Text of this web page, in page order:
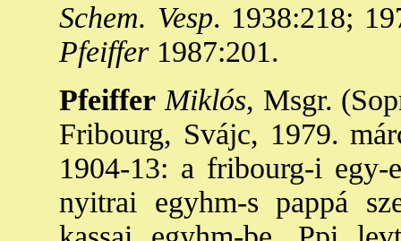
Schem. Vesp. 1938:218;
Pfeiffer1987:201.
Pfeiffer Miklós, Msgr.
Fribourg, Svájc, 1979.
1904-13: a fribourg-i
nyitrai egyhm-s pappá